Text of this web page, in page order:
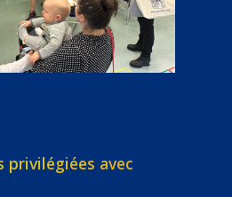
privilégiées avec